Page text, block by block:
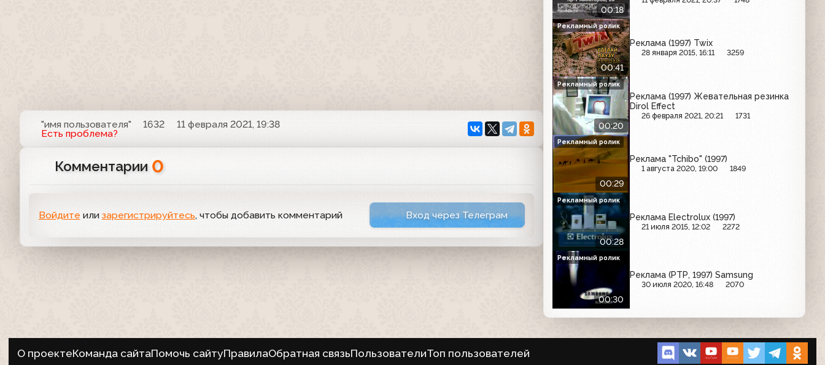
"имя пользователя" 1632 11 февраля 2021, 19:38
Есть проблема?
Комментарии 0
Войдите или зарегистрируйтесь, чтобы добавить комментарий Вход через Телеграм
00:18
00:41
Реклама (1997) Twix
28 января 2015, 16:11 3259
Рекламный ролик
00:20
Реклама (1997) Жевательная резинка
Dirol Effect
26 февраля 2021, 20:21 1731
Рекламный ролик
00:29
Реклама "Tchibo" (1997)
1 августа 2020, 19:00 1849
Рекламный ролик
00:28
Реклама Electrolux (1997)
21 июля 2015, 12:02 2272
Рекламный ролик
00:30
Реклама (РТР, 1997) Samsung
30 июля 2020, 16:48 2070
Рекламный ролик
О проектеКоманда сайтаПомочь сайтуПравилаОбратная связьПользователиТоп пользователей